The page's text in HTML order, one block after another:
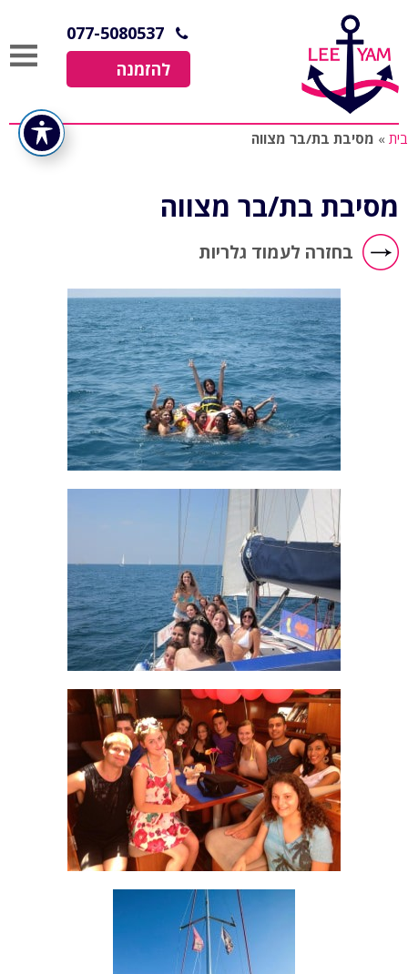
077-5080537
להזמנה
בית » מסיבת בת/בר מצווה
מסיבת בת/בר מצווה
בחזרה לעמוד גלריות